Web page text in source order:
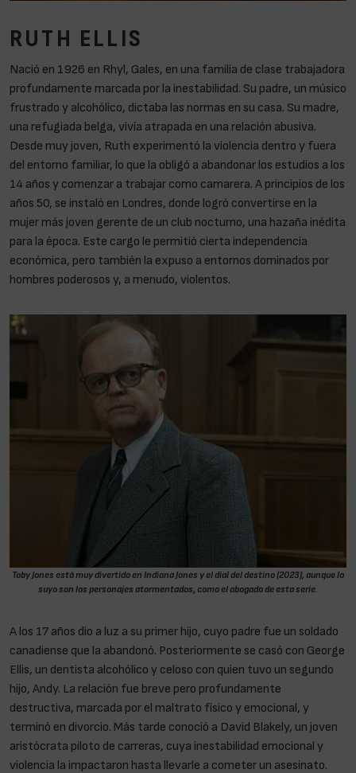
RUTH ELLIS
Nació en 1926 en Rhyl, Gales, en una familia de clase trabajadora
profundamente marcada por la inestabilidad. Su padre, un músico
frustrado y alcohólico, dictaba las normas en su casa. Su madre,
una refugiada belga, vivía atrapada en una relación abusiva.
Desde muy joven, Ruth experimentó la violencia dentro y fuera
del entorno familiar, lo que la obligó a abandonar los estudios a los
14 años y comenzar a trabajar como camarera. A principios de los
años 50, se instaló en Londres, donde logró convertirse en la
mujer más joven gerente de un club nocturno, una hazaña inédita
para la época. Este cargo le permitió cierta independencia
económica, pero también la expuso a entornos dominados por
hombres poderosos y, a menudo, violentos.
Toby Jones está muy divertido en Indiana Jones y el dial del destino (2023), aunque lo
suyo son los personajes atormentados, como el abogado de esta serie
A los 17 años dio a luz a su primer hijo, cuyo padre fue un soldado
canadiense que la abandonó. Posteriormente se casó con George
Ellis, un dentista alcohólico y celoso con quien tuvo un segundo
hijo, Andy. La relación fue breve pero profundamente
destructiva, marcada por el maltrato físico y emocional, y
terminó en divorcio. Más tarde conoció a David Blakely, un joven
aristócrata piloto de carreras, cuya inestabilidad emocional y
violencia la impactaron hasta llevarle a cometer un asesinato.